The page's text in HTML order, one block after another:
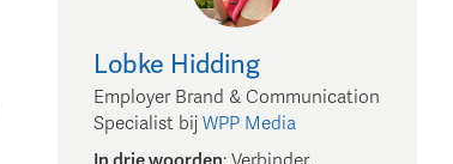
Lobke Hidding
Employer Brand & Communication
Specialist bij WPP Media